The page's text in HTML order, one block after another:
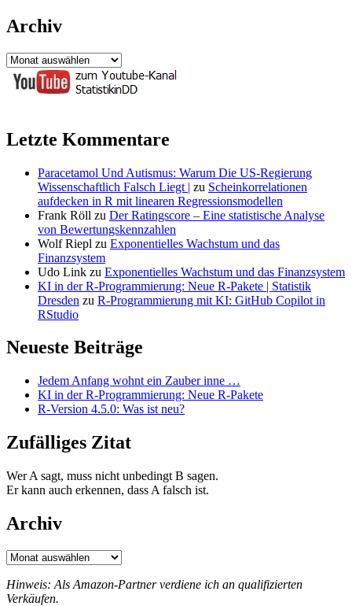
Archiv
Archiv
Letzte Kommentare
Paracetamol Und Autismus: Warum Die US-Regierung
Wissenschaftlich Falsch Liegt | zu Scheinkorrelationen
aufdecken in R mit linearen Regressionsmodellen
Frank Röll zu Der Ratingscore – Eine statistische Analyse
von Bewertungskennzahlen
Wolf Riepl zu Exponentielles Wachstum und das
Finanzsystem
Udo Link zu Exponentielles Wachstum und das Finanzsystem
KI in der R-Programmierung: Neue R-Pakete | Statistik
Dresden zu R-Programmierung mit KI: GitHub Copilot in
RStudio
Neueste Beiträge
Jedem Anfang wohnt ein Zauber inne …
KI in der R-Programmierung: Neue R-Pakete
R-Version 4.5.0: Was ist neu?
Zufälliges Zitat
Wer A sagt, muss nicht unbedingt B sagen.
Er kann auch erkennen, dass A falsch ist.
Archiv
Archiv
Hinweis: Als Amazon-Partner verdiene ich an qualifizierten
Verkäufen.